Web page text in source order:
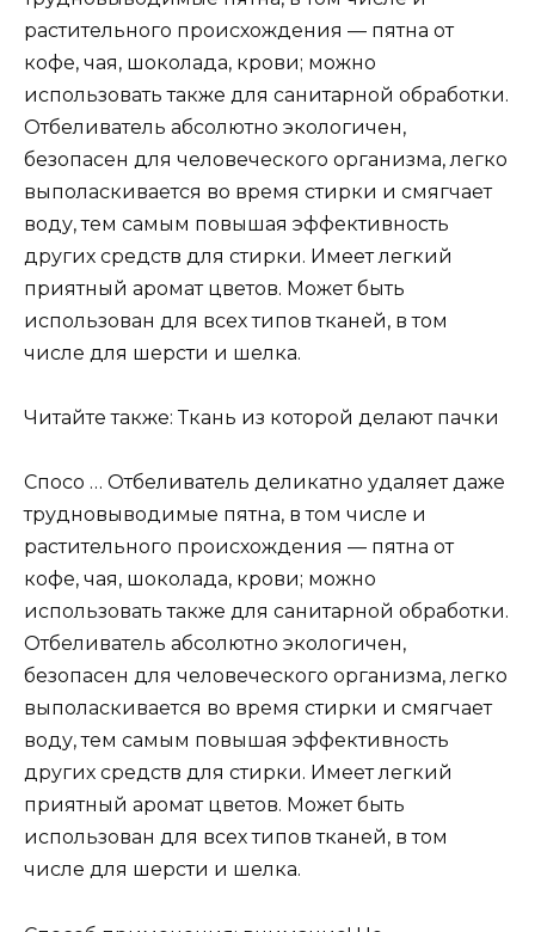
растительного происхождения — пятна от
кофе, чая, шоколада, крови; можно
использовать также для санитарной обработки.
Отбеливатель абсолютно экологичен,
безопасен для человеческого организма, легко
выполаскивается во время стирки и смягчает
воду, тем самым повышая эффективность
других средств для стирки. Имеет легкий
приятный аромат цветов. Может быть
использован для всех типов тканей, в том
числе для шерсти и шелка.
Читайте также: Ткань из которой делают пачки
Спосо … Отбеливатель деликатно удаляет даже
трудновыводимые пятна, в том числе и
растительного происхождения — пятна от
кофе, чая, шоколада, крови; можно
использовать также для санитарной обработки.
Отбеливатель абсолютно экологичен,
безопасен для человеческого организма, легко
выполаскивается во время стирки и смягчает
воду, тем самым повышая эффективность
других средств для стирки. Имеет легкий
приятный аромат цветов. Может быть
использован для всех типов тканей, в том
числе для шерсти и шелка.